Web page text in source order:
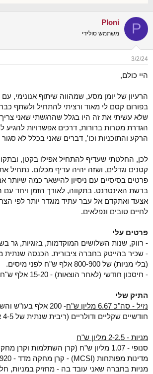
ש
א
א
ר
ך
P
Ploni
משתמש סולידי
3/2/24
היי כולם,
הרעיון של יומן מסע, שמהווה שיתוף אנונימי,
בפורום קסם לי מאוד ורציתי להתחיל ולשתף
שלא עשיתי את זה היו בגלל שהרגשתי שאני
הגדרת מטרות ברורות, דרכים אפשרויות להגיע
הרקע והתוכניות וכו', דברים שאני בכלל לא
לכן, החלטתי שעדיף להתחיל אפילו בקטן,
קטנים וגדלים, ושזה יהיה עדיף מכלום. נתחיל
פרטים בסיסיים עם ניסיון להישאר כמה שיותר
ברשת האינטרנט. בתקווה, לאורך הזמן ויחד עם
אצעד ואתקדם אל עבר עתיד מוגדר יותר לפי
לחיים טובים ונפלאים.
פרטים עלי
- רווק, שנות השלושים המוקדמות, בזוגיות, גר
- שכיר בהייטק בחברה ציבורית. הכנסה שנתית
(בלי מניות) של 800-900 אלף ש"ח לפני מיסים.
- חיסכון חודשי (לאחר הוצאות) - 15-20 אלף ש"ח
התיק שלי
נזיל - סה"כ 6.67 מליון ש"ח
- 200 אלף בעו"ש
חודשיים שקליים ודולריים (ריבית שנתית של 4-5 אחוז)
מניות - 2-2.5 מליון ש"ח
סנופי - 1.07 מליון ש"ח (קרן השתלמות וקרן מחקה מדד)
מדינות מפותחות (MCSI) - קרן מחקה מדד - 920 אלף ש"ח
מניות בחברה שאני עובד בה - מחזיק במניות,